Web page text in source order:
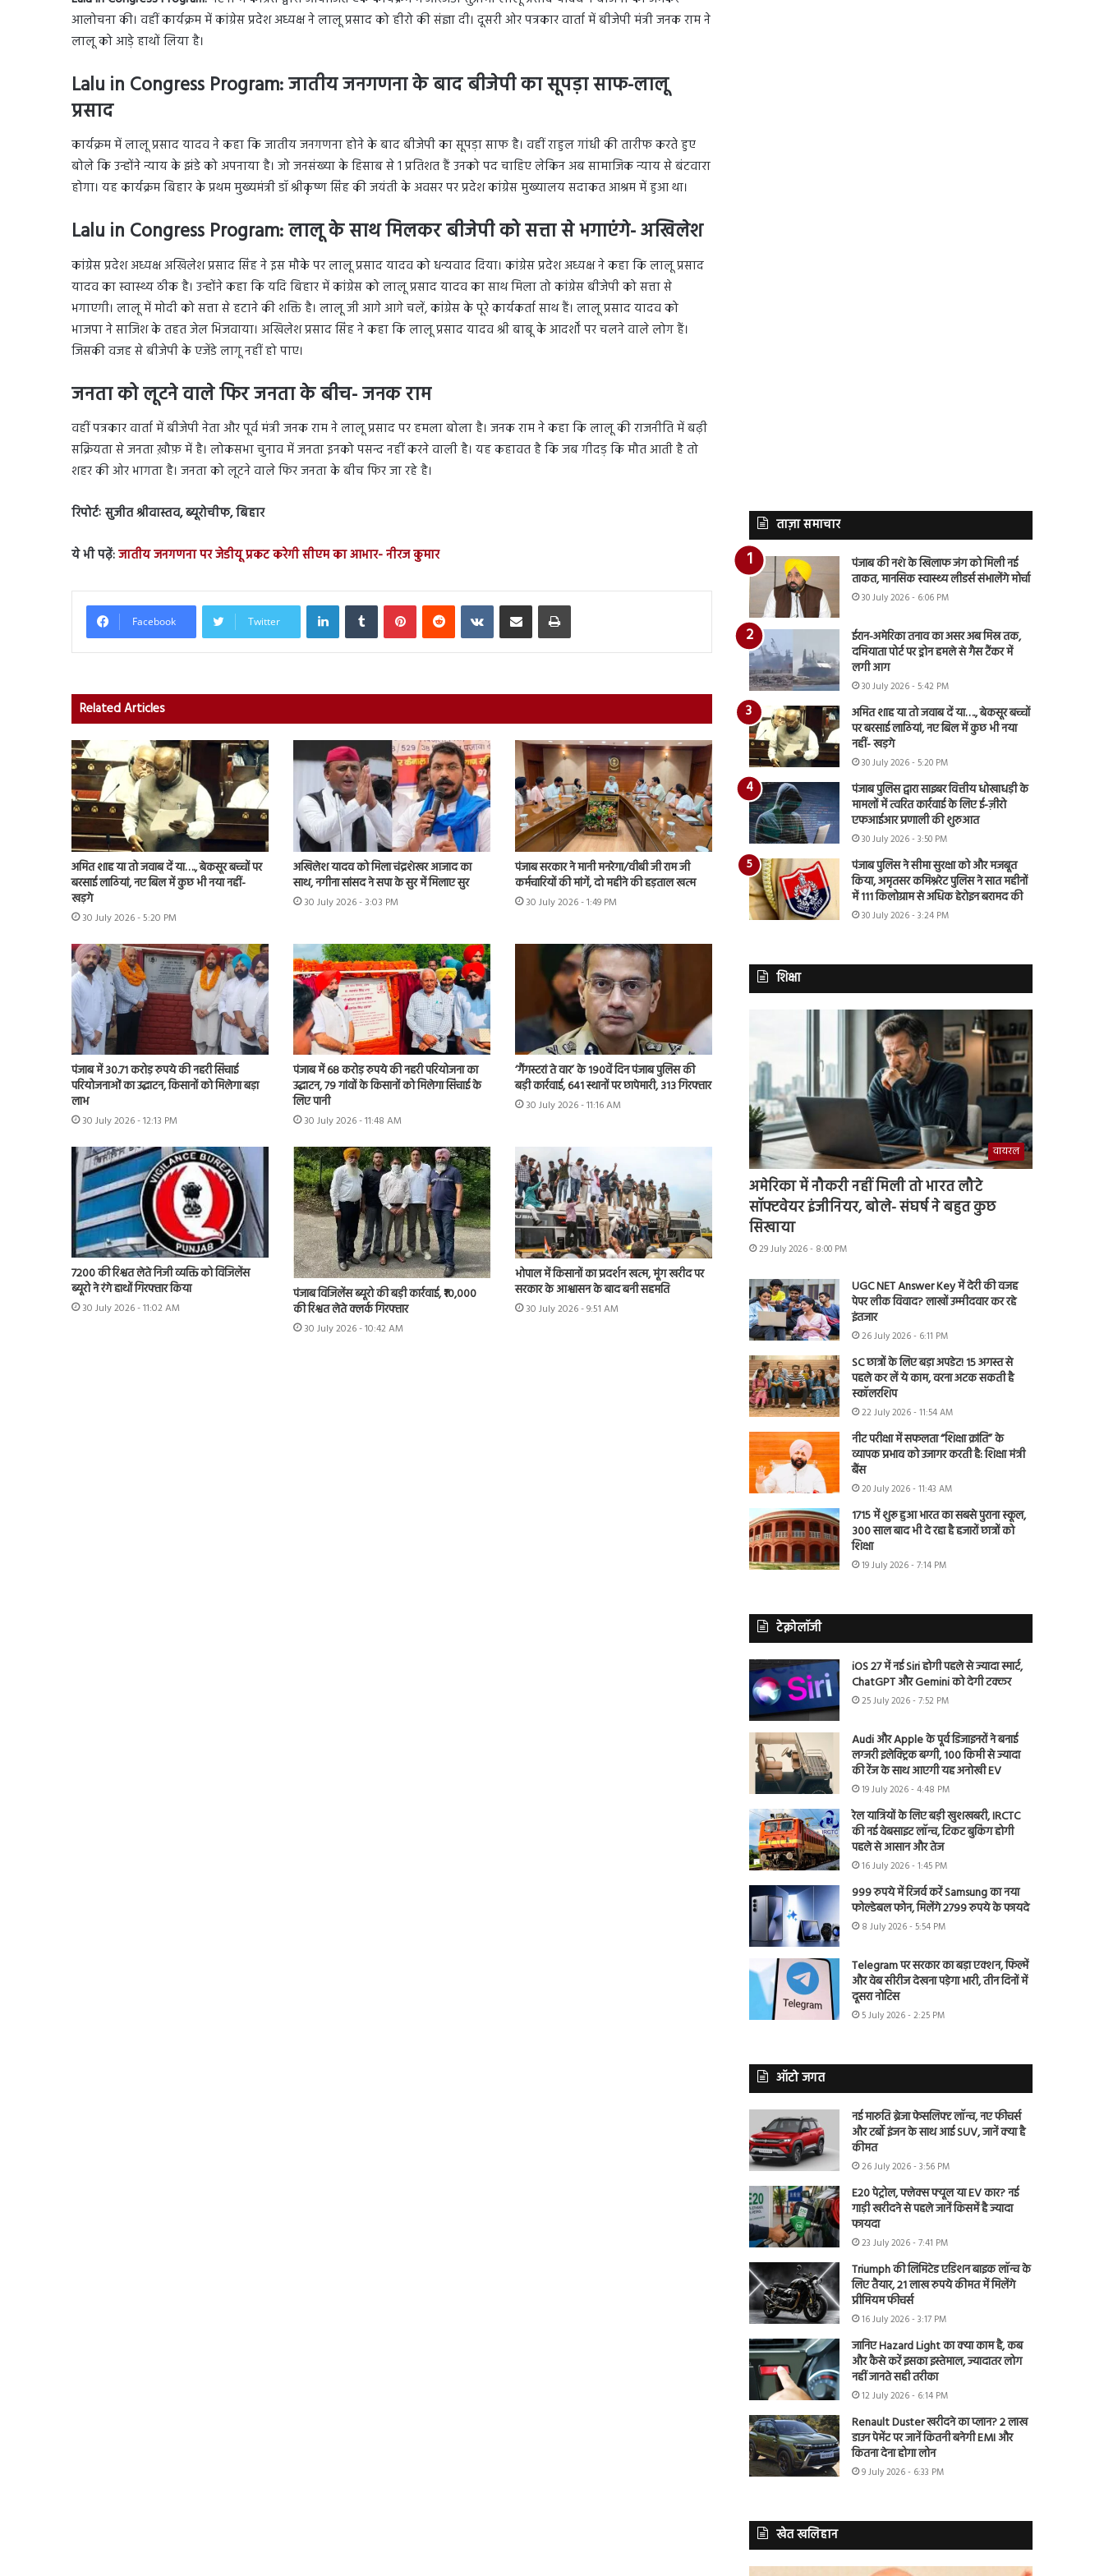
आलोचना की। वहीं कार्यक्रम में कांग्रेस प्रदेश अध्यक्ष ने लालू प्रसाद को हीरो की संज्ञा दी। दूसरी ओर पत्रकार वार्ता में बीजेपी मंत्री जनक राम ने
लालू को आड़े हाथों लिया है।
Lalu in Congress Program: जातीय जनगणना के बाद बीजेपी का सूपड़ा साफ-लालू
प्रसाद
कार्यक्रम में लालू प्रसाद यादव ने कहा कि जातीय जनगणना होने के बाद बीजेपी का सूपड़ा साफ है। वहीं राहुल गांधी की तारीफ करते हुए
बोले कि उन्होंने न्याय के झंडे को अपनाया है। जो जनसंख्या के हिसाब से 1 प्रतिशत हैं उनको पद चाहिए लेकिन अब सामाजिक न्याय से बंटवारा
होगा। यह कार्यक्रम बिहार के प्रथम मुख्यमंत्री डॉ श्रीकृष्ण सिंह की जयंती के अवसर पर प्रदेश कांग्रेस मुख्यालय सदाकत आश्रम में हुआ था।
Lalu in Congress Program: लालू के साथ मिलकर बीजेपी को सत्ता से भगाएंगे- अखिलेश
कांग्रेस प्रदेश अध्यक्ष अखिलेश प्रसाद सिंह ने इस मौके पर लालू प्रसाद यादव को धन्यवाद दिया। कांग्रेस प्रदेश अध्यक्ष ने कहा कि लालू प्रसाद
यादव का स्वास्थ्य ठीक है। उन्होंने कहा कि यदि बिहार में कांग्रेस को लालू प्रसाद यादव का साथ मिला तो कांग्रेस बीजेपी को सत्ता से
भगाएगी। लालू में मोदी को सत्ता से हटाने की शक्ति है। लालू जी आगे आगे चलें, कांग्रेस के पूरे कार्यकर्ता साथ हैं। लालू प्रसाद यादव को
भाजपा ने साजिश के तहत जेल भिजवाया। अखिलेश प्रसाद सिंह ने कहा कि लालू प्रसाद यादव श्री बाबू के आदर्शों पर चलने वाले लोग हैं।
जिसकी वजह से बीजेपी के एजेंडे लागू नहीं हो पाए।
जनता को लूटने वाले फिर जनता के बीच- जनक राम
वहीं पत्रकार वार्ता में बीजेपी नेता और पूर्व मंत्री जनक राम ने लालू प्रसाद पर हमला बोला है। जनक राम ने कहा कि लालू की राजनीति में बढ़ी
सक्रियता से जनता ख़ौफ़ में है। लोकसभा चुनाव में जनता इनको पसन्द नहीं करने वाली है। यह कहावत है कि जब गीदड़ कि मौत आती है तो
शहर की ओर भागता है। जनता को लूटने वाले फिर जनता के बीच फिर जा रहे है।
रिपोर्टः सुजीत श्रीवास्तव, ब्यूरोचीफ, बिहार
ये भी पढ़ें:जातीय जनगणना पर जेडीयू प्रकट करेगी सीएम का आभार- नीरज कुमार
Facebook Twitter
LinkedInTumblr PinterestReddit VKontakteShare via Email Print
Related Articles
अमित शाह या तो जवाब दें या…., बेकसूर बच्चों पर
बरसाई लाठियां, नए बिल में कुछ भी नया नहीं-
खड़गे
30 July 2026 - 5:20 PM
अखिलेश यादव को मिला चंद्रशेखर आजाद का
साथ, नगीना सांसद ने सपा के सुर में मिलाए सुर
30 July 2026 - 3:03 PM
पंजाब सरकार ने मानी मनरेगा/वीबी जी राम जी
कर्मचारियों की मांगें, दो महीने की हड़ताल खत्म
30 July 2026 - 1:49 PM
पंजाब में 30.71 करोड़ रुपये की नहरी सिंचाई
परियोजनाओं का उद्घाटन, किसानों को मिलेगा बड़ा
लाभ
30 July 2026 - 12:13 PM
पंजाब में 68 करोड़ रुपये की नहरी परियोजना का
उद्घाटन, 79 गांवों के किसानों को मिलेगा सिंचाई के
लिए पानी
30 July 2026 - 11:48 AM
‘गैंगस्टरां ते वार’ के 190वें दिन पंजाब पुलिस की
बड़ी कार्रवाई, 641 स्थानों पर छापेमारी, 313 गिरफ्तार
30 July 2026 - 11:16 AM
7200 की रिश्वत लेते निजी व्यक्ति को विजिलेंस
ब्यूरो ने रंगे हाथों गिरफ्तार किया
30 July 2026 - 11:02 AM
पंजाब विजिलेंस ब्यूरो की बड़ी कार्रवाई, ₹10,000
की रिश्वत लेते क्लर्क गिरफ्तार
30 July 2026 - 10:42 AM
भोपाल में किसानों का प्रदर्शन खत्म, मूंग खरीद पर
सरकार के आश्वासन के बाद बनी सहमति
30 July 2026 - 9:51 AM
ताज़ा समाचार
पंजाब की नशे के खिलाफ जंग को मिली नई
ताकत, मानसिक स्वास्थ्य लीडर्स संभालेंगे मोर्चा
30 July 2026 - 6:06 PM
ईरान-अमेरिका तनाव का असर अब मिस्र तक,
दमियाता पोर्ट पर ड्रोन हमले से गैस टैंकर में
लगी आग
30 July 2026 - 5:42 PM
अमित शाह या तो जवाब दें या…., बेकसूर बच्चों
पर बरसाई लाठियां, नए बिल में कुछ भी नया
नहीं- खड़गे
30 July 2026 - 5:20 PM
पंजाब पुलिस द्वारा साइबर वित्तीय धोखाधड़ी के
मामलों में त्वरित कार्रवाई के लिए ई-ज़ीरो
एफआईआर प्रणाली की शुरुआत
30 July 2026 - 3:50 PM
पंजाब पुलिस ने सीमा सुरक्षा को और मजबूत
किया, अमृतसर कमिश्नरेट पुलिस ने सात महीनों
में 111 किलोग्राम से अधिक हेरोइन बरामद की
30 July 2026 - 3:24 PM
शिक्षा
वायरल
अमेरिका में नौकरी नहीं मिली तो भारत लौटे
सॉफ्टवेयर इंजीनियर, बोले- संघर्ष ने बहुत कुछ
सिखाया
29 July 2026 - 8:00 PM
UGC NET Answer Key में देरी की वजह
पेपर लीक विवाद? लाखों उम्मीदवार कर रहे
इंतजार
26 July 2026 - 6:11 PM
SC छात्रों के लिए बड़ा अपडेट! 15 अगस्त से
पहले कर लें ये काम, वरना अटक सकती है
स्कॉलरशिप
22 July 2026 - 11:54 AM
नीट परीक्षा में सफलता “शिक्षा क्रांति” के
व्यापक प्रभाव को उजागर करती है: शिक्षा मंत्री
बैंस
20 July 2026 - 11:43 AM
1715 में शुरू हुआ भारत का सबसे पुराना स्कूल,
300 साल बाद भी दे रहा है हजारों छात्रों को
शिक्षा
19 July 2026 - 7:14 PM
टेक्नोलॉजी
iOS 27 में नई Siri होगी पहले से ज्यादा स्मार्ट,
ChatGPT और Gemini को देगी टक्कर
25 July 2026 - 7:52 PM
Audi और Apple के पूर्व डिजाइनरों ने बनाई
लग्जरी इलेक्ट्रिक बग्गी, 100 किमी से ज्यादा
की रेंज के साथ आएगी यह अनोखी EV
19 July 2026 - 4:48 PM
रेल यात्रियों के लिए बड़ी खुशखबरी, IRCTC
की नई वेबसाइट लॉन्च, टिकट बुकिंग होगी
पहले से आसान और तेज
16 July 2026 - 1:45 PM
999 रुपये में रिजर्व करें Samsung का नया
फोल्डेबल फोन, मिलेंगे 2799 रुपये के फायदे
8 July 2026 - 5:54 PM
Telegram पर सरकार का बड़ा एक्शन, फिल्में
और वेब सीरीज देखना पड़ेगा भारी, तीन दिनों में
दूसरा नोटिस
5 July 2026 - 2:25 PM
ऑटो जगत
नई मारुति ब्रेजा फेसलिफ्ट लॉन्च, नए फीचर्स
और टर्बो इंजन के साथ आई SUV, जानें क्या है
कीमत
26 July 2026 - 3:56 PM
E20 पेट्रोल, फ्लेक्स फ्यूल या EV कार? नई
गाड़ी खरीदने से पहले जानें किसमें है ज्यादा
फायदा
23 July 2026 - 7:41 PM
Triumph की लिमिटेड एडिशन बाइक लॉन्च के
लिए तैयार, 21 लाख रुपये कीमत में मिलेंगे
प्रीमियम फीचर्स
16 July 2026 - 3:17 PM
जानिए Hazard Light का क्या काम है, कब
और कैसे करें इसका इस्तेमाल, ज्यादातर लोग
नहीं जानते सही तरीका
12 July 2026 - 6:14 PM
Renault Duster खरीदने का प्लान? 2 लाख
डाउन पेमेंट पर जानें कितनी बनेगी EMI और
कितना देना होगा लोन
9 July 2026 - 6:33 PM
खेत खलिहान